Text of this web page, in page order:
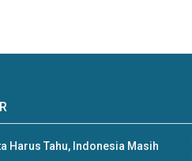
Harus Tahu, Indonesia Masih